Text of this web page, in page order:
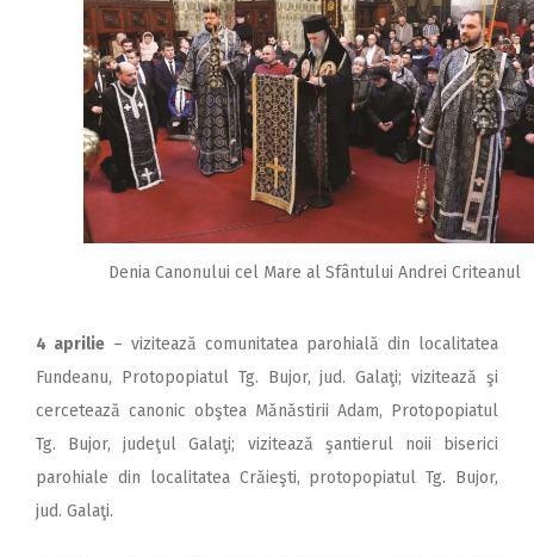
Denia Canonului cel Mare al Sfântului Andrei Criteanul
4 aprilie – vizitează comunitatea parohială din localitatea
Fundeanu, Protopopiatul Tg. Bujor, jud. Galaţi; vizitează şi
cercetează canonic obştea Mănăstirii Adam, Protopopiatul
Tg. Bujor, judeţul Galaţi; vizitează şan­tie­rul noii biserici
parohiale din localitatea Crăieşti, protopopiatul Tg. Bujor,
jud. Galaţi.